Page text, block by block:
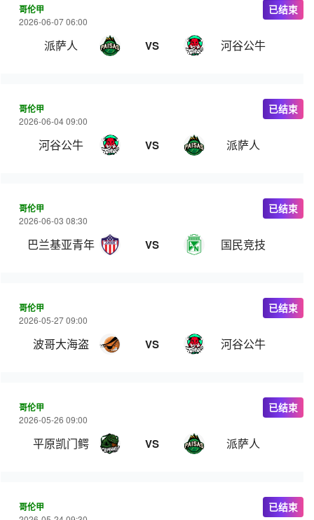
哥伦甲
2026-06-07 06:00
派萨人 VS 河谷公牛
已结束
哥伦甲
2026-06-04 09:00
河谷公牛 VS 派萨人
已结束
哥伦甲
2026-06-03 08:30
巴兰基亚青年 VS 国民竞技
已结束
哥伦甲
2026-05-27 09:00
波哥大海盗 VS 河谷公牛
已结束
哥伦甲
2026-05-26 09:00
平原凯门鳄 VS 派萨人
已结束
哥伦甲 已结束